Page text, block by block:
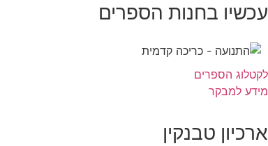
עכשיו בחנות הספרים
לקטלוג הספרים
מידע למבקר
ארכיון טבנקין